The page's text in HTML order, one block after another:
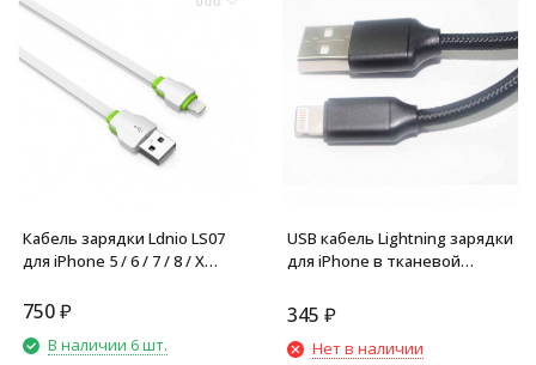
Кабель зарядки Ldnio LS07
для iPhone 5 / 6 / 7 / 8 / X
750₽
В наличии 6 шт.
USB кабель Lightning зарядки
для iPhone в тканевой
345 ₽
Нет в наличии